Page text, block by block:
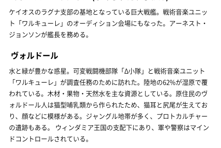
ケイオスのラグナ支部の基地となっている巨大戦艦。戦術音楽ユニッ
ト「ワルキューレ」のオーディション会場にもなった。アーネスト・
ジョンソンが艦長を務める。
ヴォルドール
水と緑が豊かな惑星。可変戦闘機部隊「Δ小隊」と戦術音楽ユニット
「ワルキューレ」が調査任務のために訪れた。陸地の62%が湿原で覆
われている。木材・果物・天然水を主な資源としている。原住民のヴ
ォルドール人は猫型哺乳類から作られたため、猫耳と尻尾が生えてお
り、顔などに模様がある。ジャングル地帯が多く、プロトカルチャー
の遺跡もある。 ウィンダミア王国の支配下にあり、軍や警察はマイン
ドコントロールされている。